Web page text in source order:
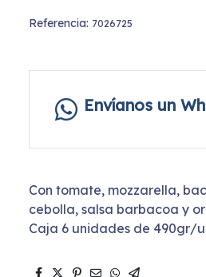
Referencia: 7026725
Envíanos un
Con tomate, mozzarella,
cebolla, salsa barbacoa y
Caja 6 unidades de 490gr/